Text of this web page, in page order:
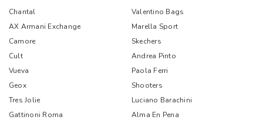
Chantal
Valentino Bags
AX Armani Exchange
Marella Sport
Camore
Skechers
Cult
Andrea Pinto
Vueva
Paola Ferri
Geox
Shooters
Tres Jolie
Luciano Barachini
Gattinoni Roma
Alma En Pena